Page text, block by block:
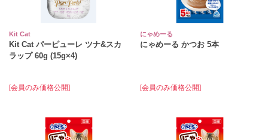
Kit Cat
Kit Cat パーピューレ ツナ&スカ
ラップ 60g (15g×4)
[会員のみ価格公開]
にゃめーる
にゃめーる かつお 5本
[会員のみ価格公開]